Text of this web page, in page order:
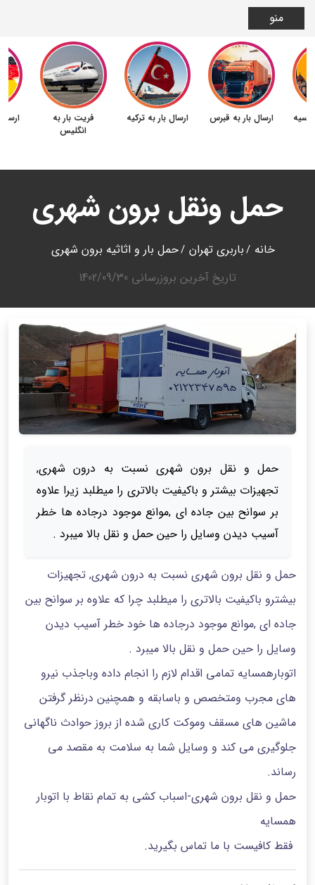
منو
فریت بار به
انگلیس
ارسال بار به ترکیه ارسال بار به قبرس
حمل ونقل برون شهری
خانه باربری تهران
حمل بار و اثاثیه برون شهری
تاریخ آخرین بروزرسانی 1402/09/30
حمل و نقل برون شهری نسبت به درون شهری,
تجهیزات بیشتر و باکیفیت بالاتری را میطلبد زیرا علاوه
بر سوانح بین جاده ای ,موانع موجود درجاده ها خطر
آسیب دیدن وسایل را حین حمل و نقل بالا میبرد .
حمل و نقل برون شهری نسبت به درون شهری, تجهیزات
بیشترو باکیفیت بالاتری را میطلبد چرا که علاوه بر سوانح بین
جاده ای ,موانع موجود درجاده ها خود خطر آسیب دیدن
وسایل را حین حمل و نقل بالا میبرد .
اتوبارهمسایه تمامی اقدام لازم را انجام داده وباجذب نیرو
های مجرب ومتخصص و باسابقه و همچنین درنظر گرفتن
ماشین های مسقف وموکت کاری شده از بروز حوادث ناگهانی
جلوگیری می کند و وسایل شما به سلامت به مقصد می
رساند.
حمل و نقل برون شهری-اسباب کشی به تمام نقاط با اتوبار
همسایه
فقط کافیست با ما تماس بگیرید.